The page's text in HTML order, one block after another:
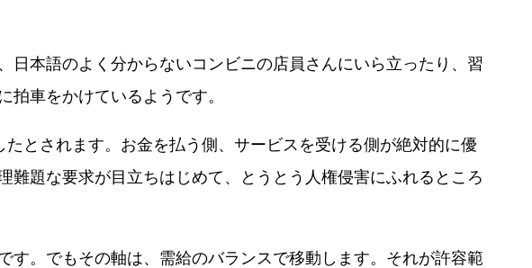
本語のよく分からないコンビニの店員さんにいら立ったり、習
車をかけているようです。
とされます。お金を払う側、サービスを受ける側が絶対的に優
題な要求が目立ちはじめて、とうとう人権侵害にふれるところ
。でもその軸は、需給のバランスで移動します。それが許容範